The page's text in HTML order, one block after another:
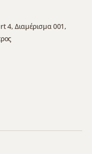
4, Διαμέρισμα 001,